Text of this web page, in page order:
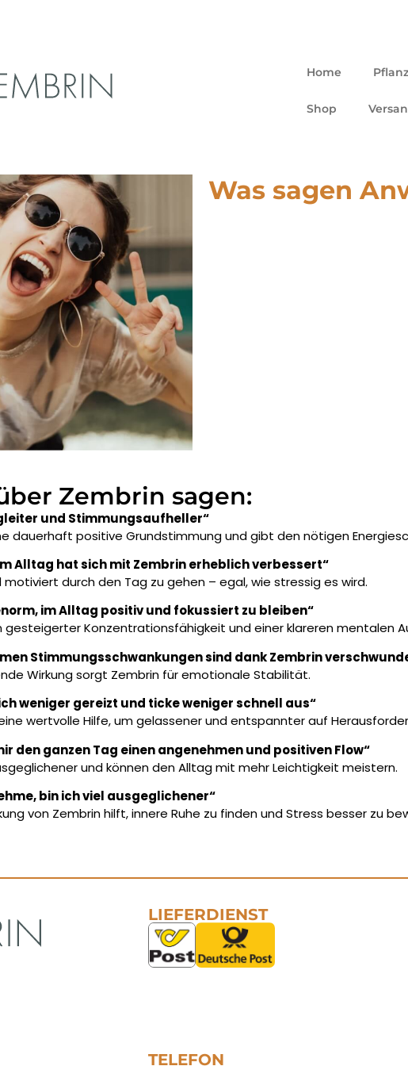
Home
Shop
Was sagen
Zembrin sagen:
und Stimmungsaufheller“
dauerhaft positive Grundstimmung und gibt den nötigen
Alltag hat sich mit Zembrin erheblich verbessert“
motiviert durch den Tag zu gehen – egal, wie stressig es wird.
im Alltag positiv und fokussiert zu bleiben“
gesteigerter Konzentrationsfähigkeit und einer klareren mentalen
Stimmungsschwankungen sind dank Zembrin
Wirkung sorgt Zembrin für emotionale Stabilität.
weniger gereizt und ticke weniger schnell aus“
wertvolle Hilfe, um gelassener und entspannter auf
den ganzen Tag einen angenehmen und positiven Flow“
und können den Alltag mit mehr Leichtigkeit meistern.
bin ich viel ausgeglichener“
von Zembrin hilft, innere Ruhe zu finden und Stress besser zu
LIEFERDIENST
TELEFON